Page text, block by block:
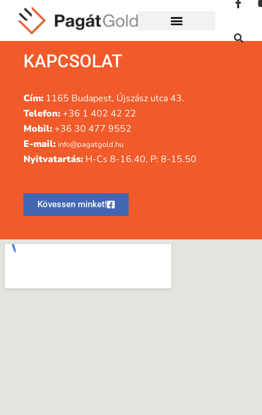
KAPCSOLAT
Cím: 1165 Budapest, Újszász utca 43.
Telefon: +36 1 402 42 22
Mobil: +36 30 477 9552
E-mail: info@pagatgold.hu
Nyitvatartás: H-Cs 8-16.40, P: 8-15.50
Kövessen minket!